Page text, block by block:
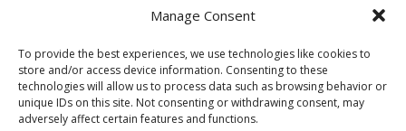
Manage Consent
To provide the best experiences, we use technologies like cookies to
store and/or access device information. Consenting to these
technologies will allow us to process data such as browsing behavior or
unique IDs on this site. Not consenting or withdrawing consent, may
adversely affect certain features and functions.
δερματολογίας στην Ελλάδα,
εξηγείται αξίζει προσοχή, ανεξάρτητα από το χρώμα ή το
μέγεθος της βλάβης.
Ποιοι κινδυνεύουν; και γιατί δεν